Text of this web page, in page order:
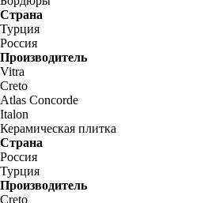
Страна
Турция
Россия
Производитель
Vitra
Creto
Atlas Concorde
Italon
Керамическая плитка
Страна
Россия
Турция
Производитель
Creto